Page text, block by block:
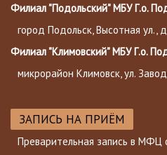
Филиал "Подольский" МБУ Г.о.
город Подольск, Высотная ул.,
Филиал "Климовский" МБУ Г.о.
микрорайон Климовск, ул.
ЗАПИСЬ НА ПРИЁМ
Преварительная запись в МФЦ